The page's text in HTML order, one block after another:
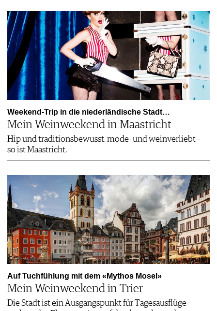
Weekend-Trip in die niederländische Stadt…
Mein Weinweekend in Maastricht
Hip und traditionsbewusst, mode- und weinverliebt –
so ist Maastricht.
Auf Tuchfühlung mit dem «Mythos Mosel»
Mein Weinweekend in Trier
Die Stadt ist ein Ausgangspunkt für Tagesausflüge